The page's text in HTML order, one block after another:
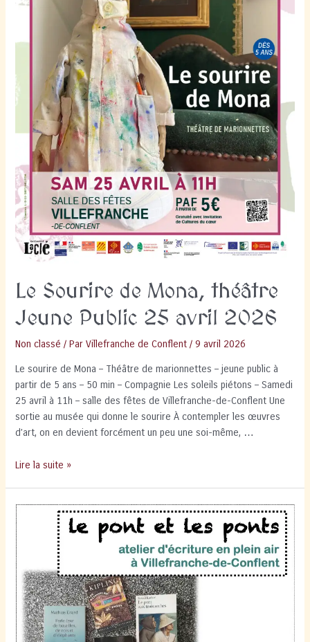
Le Sourire de Mona, théâtre
Jeune Public 25 avril 2026
Non classé / ParVillefranche de Conflent /9 avril 2026
Le sourire de Mona – Théâtre de marionnettes – jeune public à
partir de 5 ans – 50 min – Compagnie Les soleils piétons – Samedi
25 avril à 11h – salle des fêtes de Villefranche-de-Conflent Une
sortie au musée qui donne le sourire À contempler les œuvres
d’art, on en devient forcément un peu une soi-même, …
Le
Mona,
théâtre
Jeune
Public
25
avril
2026
Lire la suite »